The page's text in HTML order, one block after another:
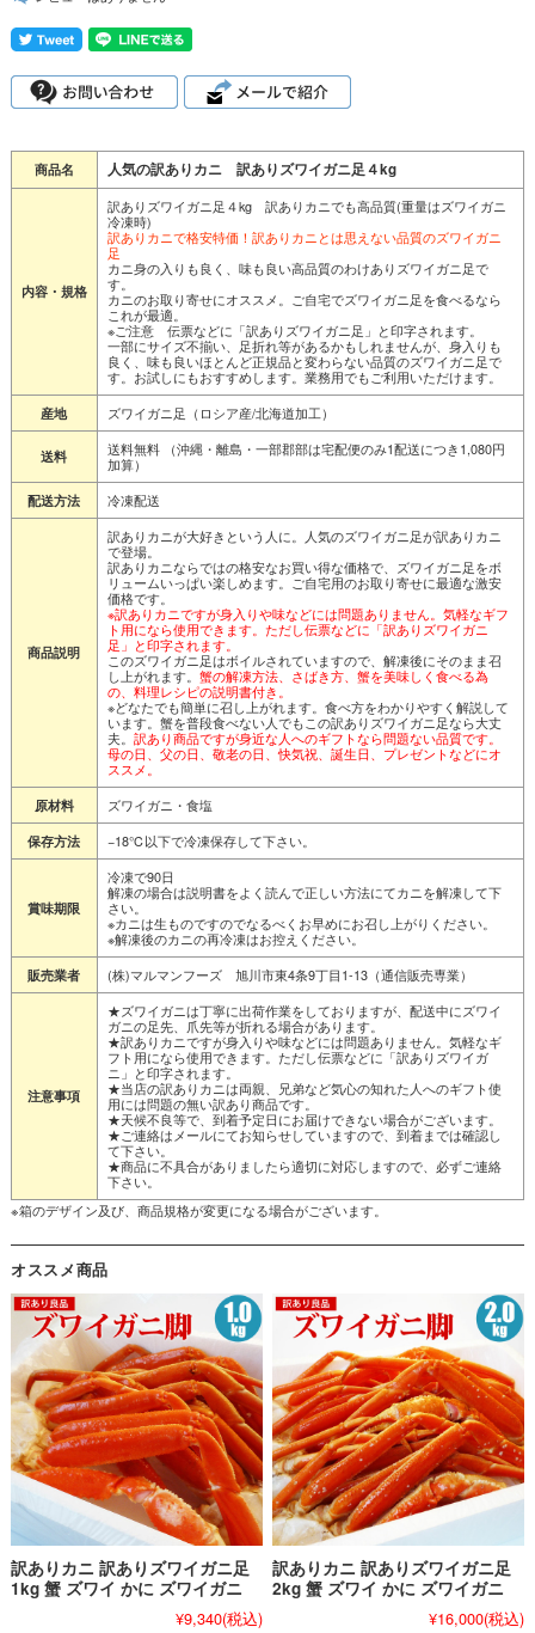
商品名 人気の訳ありカニ 訳ありズワイガニ足４kg
内容・規格
訳ありズワイガニ足４kg 訳ありカニでも高品質(重量はズワイガニ
冷凍時)
訳ありカニで格安特価！訳ありカニとは思えない品質のズワイガニ
足
カニ身の入りも良く、味も良い高品質のわけありズワイガニ足で
す。
カニのお取り寄せにオススメ。ご自宅でズワイガニ足を食べるなら
これが最適。
※ご注意 伝票などに「訳ありズワイガニ足」と印字されます。
一部にサイズ不揃い、足折れ等があるかもしれませんが、身入りも
良く、味も良いほとんど正規品と変わらない品質のズワイガニ足で
す。お試しにもおすすめします。業務用でもご利用いただけます。
産地 ズワイガニ足（ロシア産/北海道加工）
送料
送料無料 （沖縄・離島・一部郡部は宅配便のみ1配送につき1,080円
加算）
配送方法 冷凍配送
商品説明
訳ありカニが大好きという人に。人気のズワイガニ足が訳ありカニ
で登場。
訳ありカニならではの格安なお買い得な価格で、ズワイガニ足をボ
リュームいっぱい楽しめます。ご自宅用のお取り寄せに最適な激安
価格です。
※訳ありカニですが身入りや味などには問題ありません。気軽なギフ
ト用になら使用できます。ただし伝票などに「訳ありズワイガニ
足」と印字されます。
このズワイガニ足はボイルされていますので、解凍後にそのまま召
し上がれます。 蟹の解凍方法、さばき方、蟹を美味しく食べる為
の、料理レシピの説明書付き。
※どなたでも簡単に召し上がれます。食べ方をわかりやすく解説して
います。蟹を普段食べない人でもこの訳ありズワイガニ足なら大丈
夫。 訳あり商品ですが身近な人へのギフトなら問題ない品質です。
母の日、父の日、敬老の日、快気祝、誕生日、プレゼントなどにオ
ススメ。
原材料 ズワイガニ・食塩
保存方法 −18℃以下で冷凍保存して下さい。
賞味期限
冷凍で90日
解凍の場合は説明書をよく読んで正しい方法にてカニを解凍して下
さい。
※カニは生ものですのでなるべくお早めにお召し上がりください。
※解凍後のカニの再冷凍はお控えください。
販売業者 (株)マルマンフーズ 旭川市東4条9丁目1-13（通信販売専業）
注意事項
★ズワイガニは丁寧に出荷作業をしておりますが、配送中にズワイ
ガニの足先、爪先等が折れる場合があります。
★訳ありカニですが身入りや味などには問題ありません。気軽なギ
フト用になら使用できます。ただし伝票などに「訳ありズワイガ
ニ」と印字されます。
★当店の訳ありカニは両親、兄弟など気心の知れた人へのギフト使
用には問題の無い訳あり商品です。
★天候不良等で、到着予定日にお届けできない場合がございます。
★ご連絡はメールにてお知らせしていますので、到着までは確認し
て下さい。
★商品に不具合がありましたら適切に対応しますので、必ずご連絡
下さい。
※箱のデザイン及び、商品規格が変更になる場合がございます。
オススメ商品
訳ありカニ 訳ありズワイガニ足
1kg 蟹 ズワイ かに ズワイガニ
¥9,340(税込)
訳ありカニ 訳ありズワイガニ足
2kg 蟹 ズワイ かに ズワイガニ
¥16,000(税込)